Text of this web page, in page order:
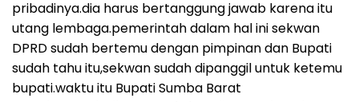
pribadinya.dia harus bertanggung jawab karena itu
utang lembaga.pemerintah dalam hal ini sekwan
DPRD sudah bertemu dengan pimpinan dan Bupati
sudah tahu itu,sekwan sudah dipanggil untuk ketemu
bupati.waktu itu Bupati Sumba Barat